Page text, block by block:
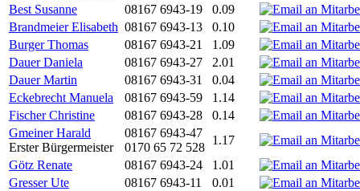
Best Susanne
08167 6943-19
0.09
Brandmeier Elisabeth 08167 6943-13
0.10
Burger Thomas
08167 6943-21
1.09
Dauer Daniela
08167 6943-27
2.01
Dauer Martin
08167 6943-31
0.04
Eckebrecht Manuela
08167 6943-59
1.14
Fischer Christine
08167 6943-28
0.14
Gmeiner Harald
Erster Bürgermeister
08167 6943-47
0170 65 72 528
1.17
Götz Renate
08167 6943-24
1.01
Gresser Ute
08167 6943-11
0.01